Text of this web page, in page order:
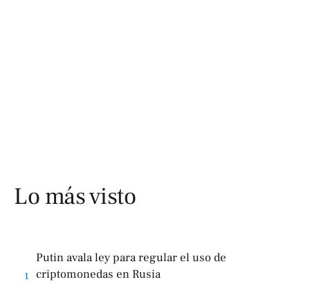
Lo más visto
1
Putin avala ley para regular el uso de
criptomonedas en Rusia